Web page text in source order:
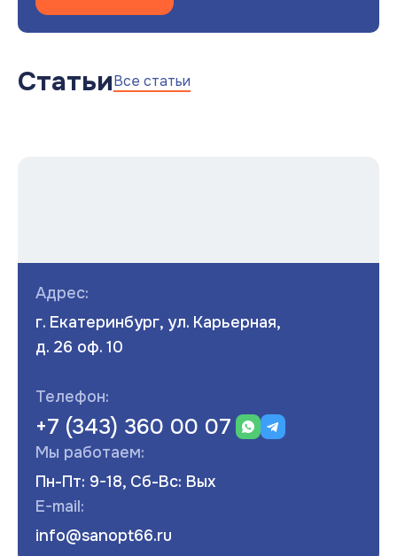
СтатьиВсе статьи
Адрес:
г. Екатеринбург, ул. Карьерная,
д. 26 оф. 10
Телефон:
+7 (343) 360 00 07
Мы работаем:
Пн-Пт: 9-18, Сб-Вс: Вых
E-mail:
info@sanopt66.ru